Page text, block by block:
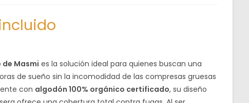
Masmi es la solución ideal para quienes buscan una
de sueño sin la incomodidad de las compresas gruesas
con algodón 100% orgánico certificado, su diseño